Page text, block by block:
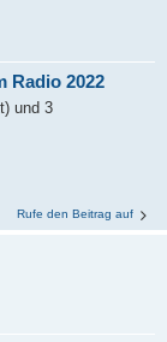
Radio 2022
und 3
Rufe den Beitrag auf